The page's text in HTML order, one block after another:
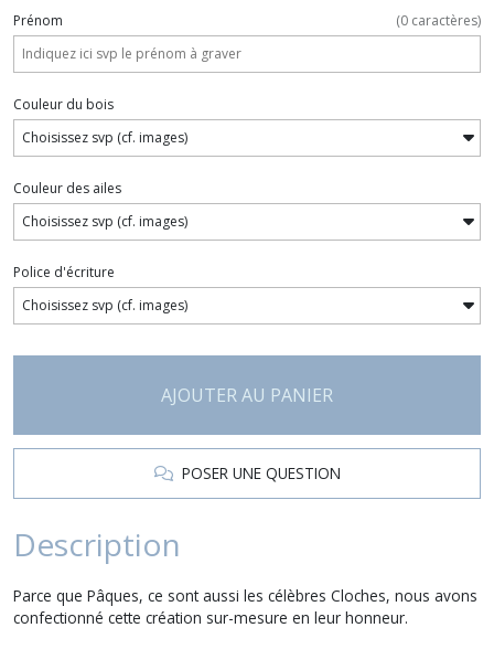
Prénom (0 caractères)
Couleur du bois
Couleur des ailes
Police d'écriture
AJOUTER AU PANIER
POSER UNE QUESTION
Description
Parce que Pâques, ce sont aussi les célèbres Cloches, nous avons
confectionné cette création sur-mesure en leur honneur.